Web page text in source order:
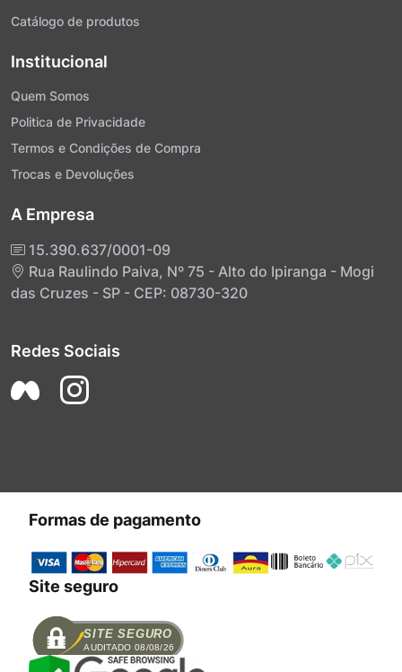
Catálogo de produtos
Institucional
Quem Somos
Politica de Privacidade
Termos e Condições de Compra
Trocas e Devoluções
A Empresa
15.390.637/0001-09
Rua Raulindo Paiva, Nº 75 - Alto do Ipiranga - Mogi
das Cruzes - SP - CEP: 08730-320
Redes Sociais
Formas de pagamento
Site seguro
SITE SEGURO
AUDITADO 08/08/26